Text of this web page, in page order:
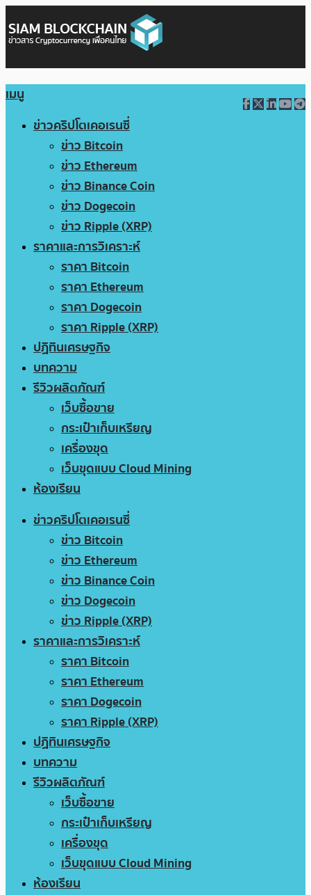
เมนู
ข่าวคริปโตเคอเรนซี่
ข่าว Bitcoin
ข่าว Ethereum
ข่าว Binance Coin
ข่าว Dogecoin
ข่าว Ripple (XRP)
ราคาและการวิเคราะห์
ราคา Bitcoin
ราคา Ethereum
ราคา Dogecoin
ราคา Ripple (XRP)
ปฏิทินเศรษฐกิจ
บทความ
รีวิวผลิตภัณฑ์
เว็บซื้อขาย
กระเป๋าเก็บเหรียญ
เครื่องขุด
เว็บขุดแบบ Cloud Mining
ห้องเรียน
ข่าวคริปโตเคอเรนซี่
ข่าว Bitcoin
ข่าว Ethereum
ข่าว Binance Coin
ข่าว Dogecoin
ข่าว Ripple (XRP)
ราคาและการวิเคราะห์
ราคา Bitcoin
ราคา Ethereum
ราคา Dogecoin
ราคา Ripple (XRP)
ปฏิทินเศรษฐกิจ
บทความ
รีวิวผลิตภัณฑ์
เว็บซื้อขาย
กระเป๋าเก็บเหรียญ
เครื่องขุด
เว็บขุดแบบ Cloud Mining
ห้องเรียน